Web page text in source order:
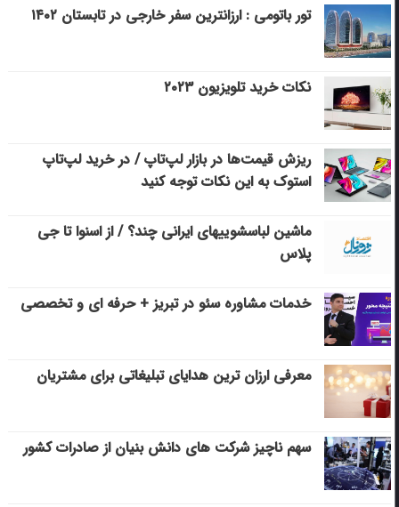
تور باتومی : ارزانترین سفر خارجی در تابستان ۱۴۰۲
نکات خرید تلویزیون ۲۰۲۳
ریزش قیمت‌ها در بازار لپ‌تاپ / در خرید لپ‌تاپ
استوک به این نکات توجه کنید
ماشین لباسشویی‎های ایرانی چند؟ / از اسنوا تا جی
پلاس
خدمات مشاوره سئو در تبریز + حرفه ای و تخصصی
معرفی ارزان ترین هدایای تبلیغاتی برای مشتریان
سهم ناچیز شرکت های دانش بنیان از صادرات کشور